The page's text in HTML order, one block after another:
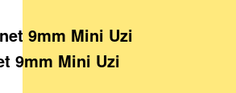
9mm Mini Uzi